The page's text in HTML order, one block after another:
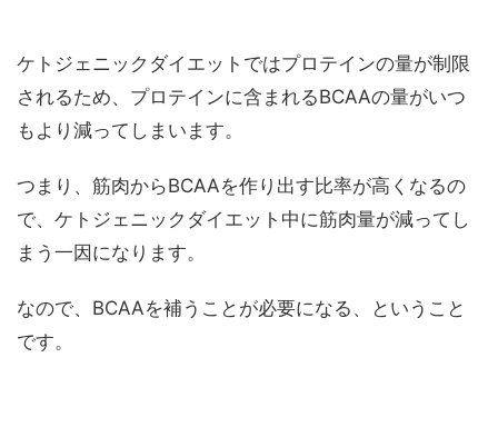
ケトジェニックダイエットではプロテインの量が制限
されるため、プロテインに含まれるBCAAの量がいつ
もより減ってしまいます。
つまり、筋肉からBCAAを作り出す比率が高くなるの
で、ケトジェニックダイエット中に筋肉量が減ってし
まう一因になります。
なので、BCAAを補うことが必要になる、ということ
です。